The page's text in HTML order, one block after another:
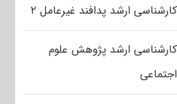
کارشناسی ارشد پدافند غیرعامل ۲
کارشناسی ارشد پژوهش علوم
اجتماعی